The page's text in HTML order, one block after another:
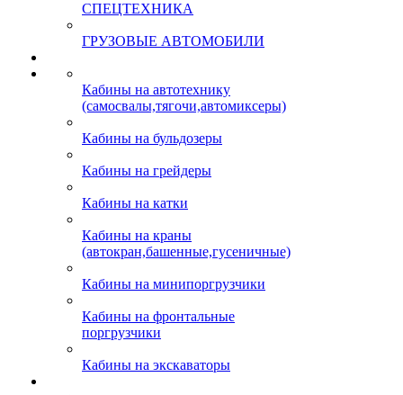
СПЕЦТЕХНИКА
ГРУЗОВЫЕ АВТОМОБИЛИ
Кабины на автотехнику
(автокран,башенные,гусеничные)
Кабины на минипоргрузчики
Кабины на фронтальные